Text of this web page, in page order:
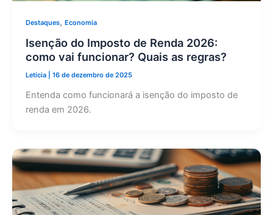
Destaques, Economia
Isenção do Imposto de Renda 2026:
como vai funcionar? Quais as regras?
Letícia 16 de dezembro de 2025
Entenda como funcionará a isenção do imposto de
renda em 2026.